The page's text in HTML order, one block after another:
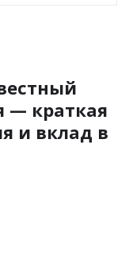
— краткая
и вклад в